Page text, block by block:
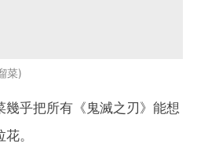
菜
乎把所有《鬼滅之刃》能想
。